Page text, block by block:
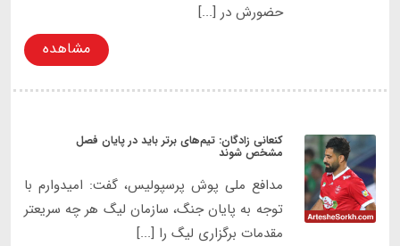
حضورش در [...]
مشاهده
کنعانی زادگان: تیم‌های برتر باید در پایان فصل
مشخص شوند
مدافع ملی پوش پرسپولیس، گفت: امیدوارم با
توجه به پایان جنگ، سازمان لیگ هر چه سریعتر
مقدمات برگزاری لیگ را [...]